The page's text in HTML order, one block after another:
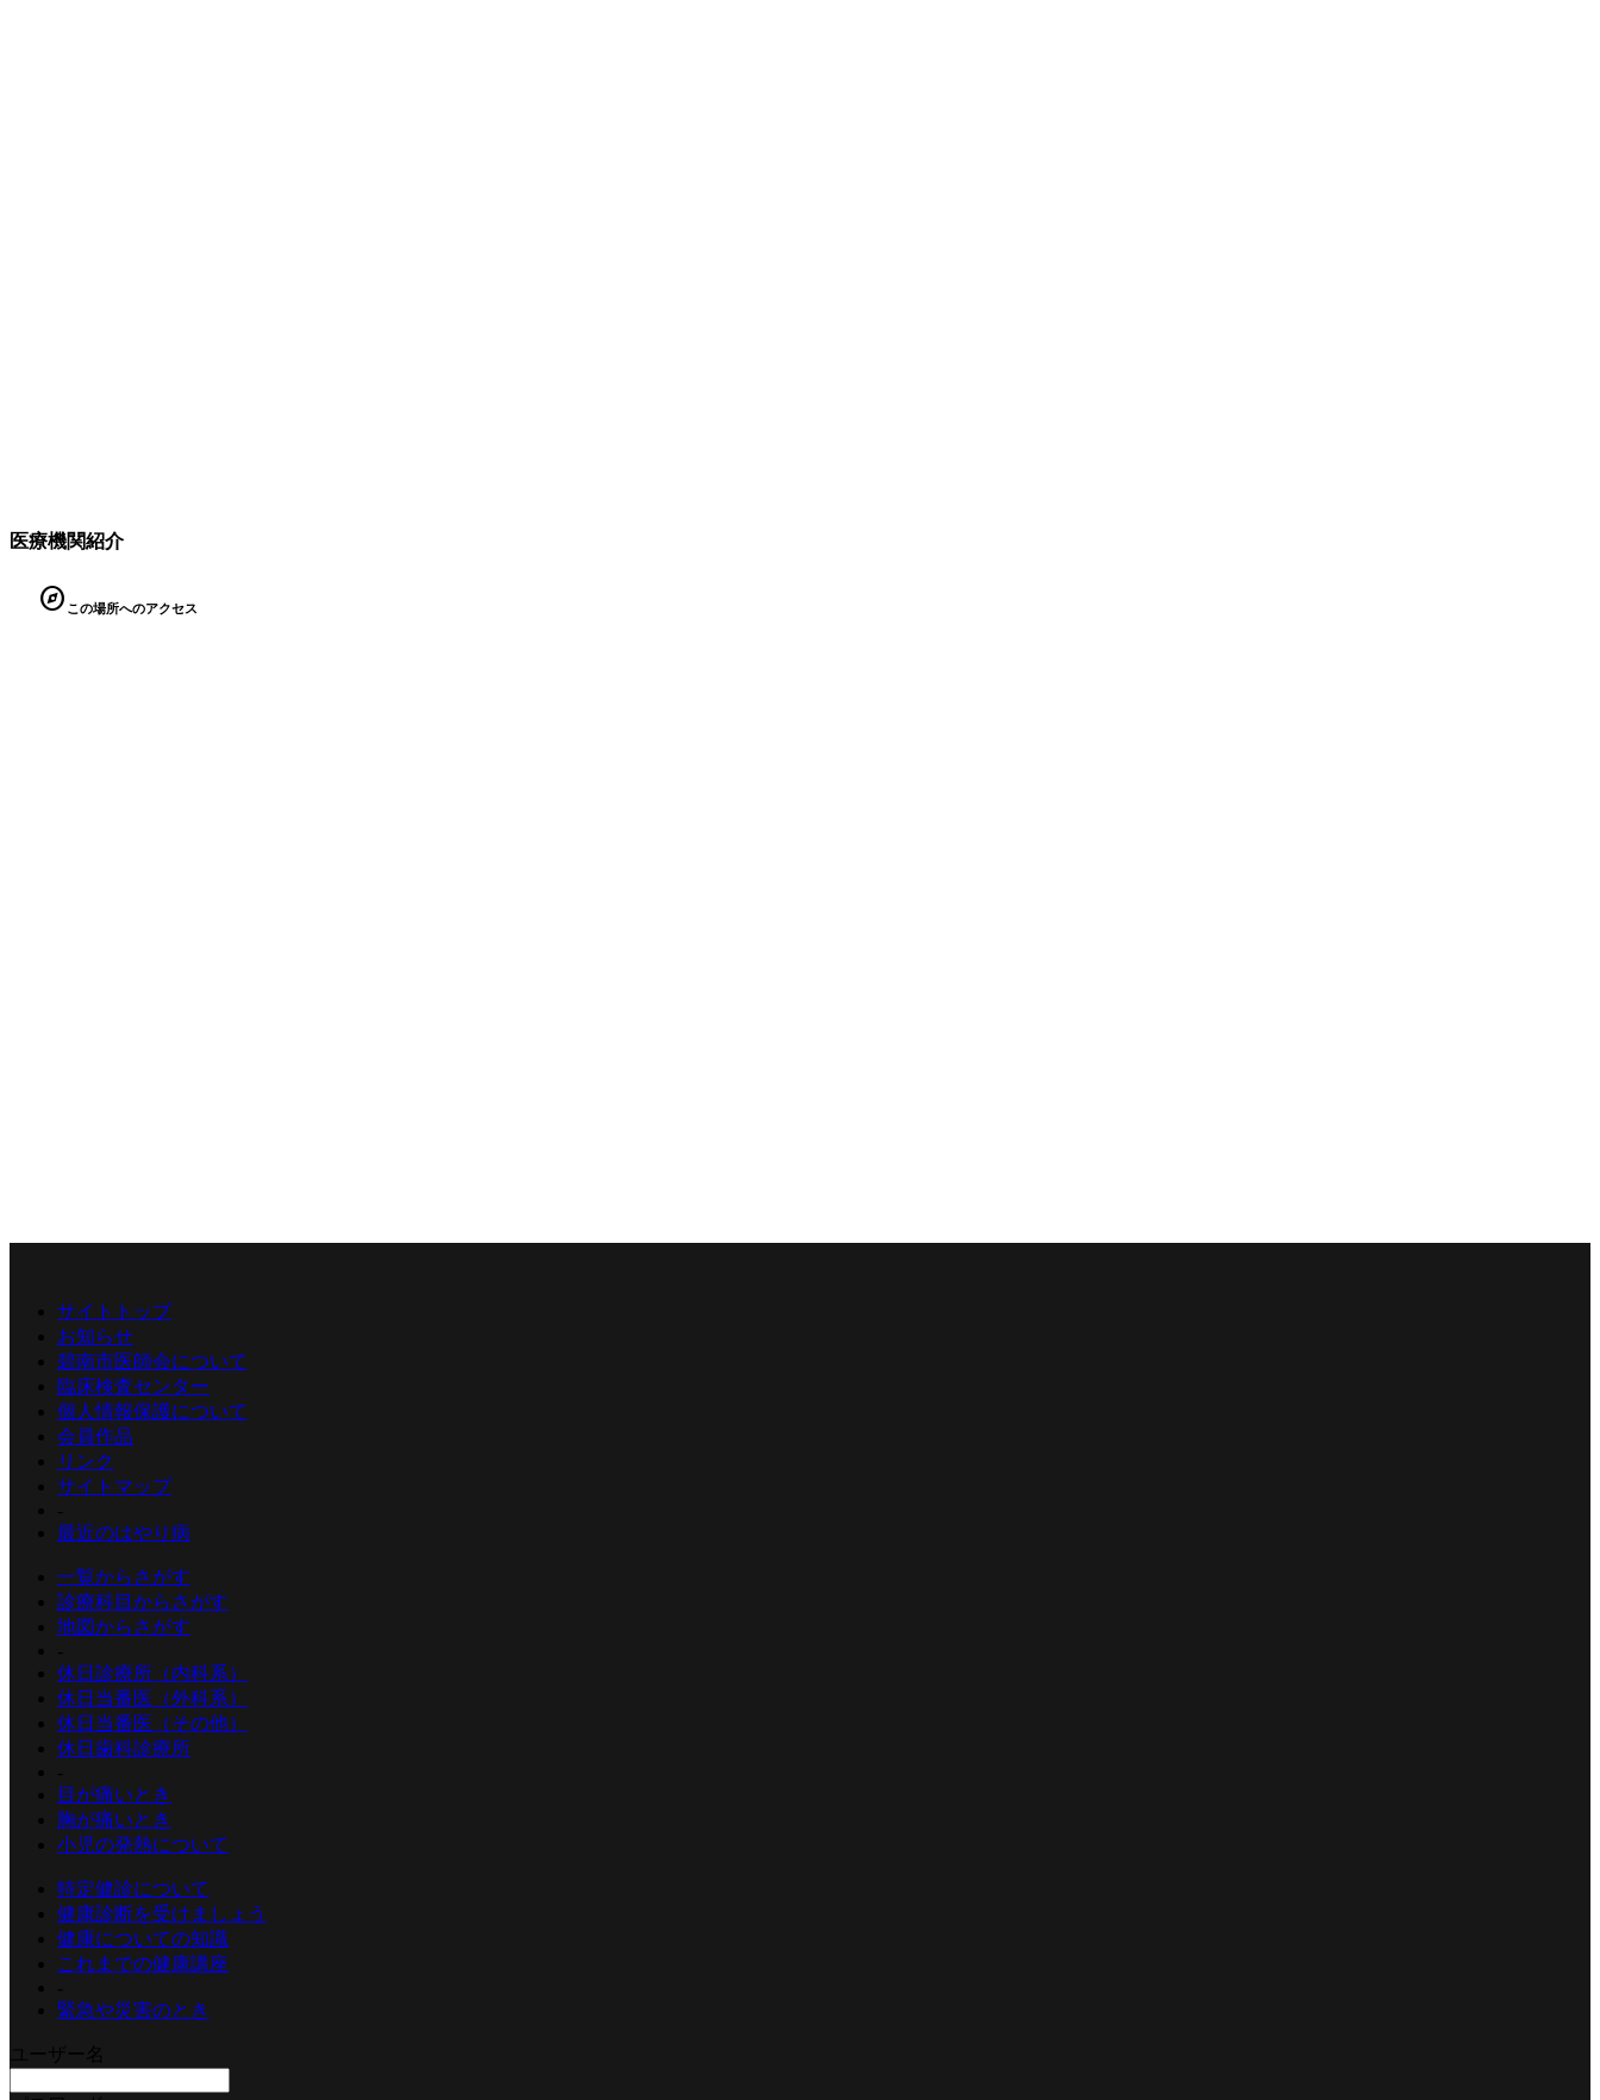
医療機関紹介
explore この場所へのアクセス
サイトトップ
お知らせ
碧南市医師会について
臨床検査センター
個人情報保護について
会員作品
リンク
サイトマップ
最近のはやり病
一覧からさがす
診療科目からさがす
地図からさがす
休日診療所（内科系）
休日当番医（外科系）
休日当番医（その他）
休日歯科診療所
目が痛いとき
胸が痛いとき
小児の発熱について
特定健診について
健康診断を受けましょう
健康についての知識
これまでの健康講座
緊急や災害のとき